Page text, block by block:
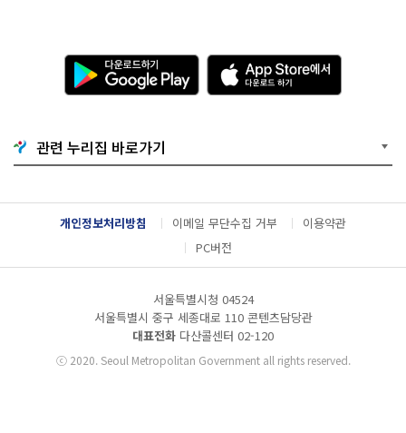
다
운
로
기
G
o
g
l
e
A
p
p
e
서
다
운
관련 누리집 바로가기
개인정보처리방침 이메일 무단수집 거부
이용약관
PC버전
서울특별시청 04524
서울특별시 중구 세종대로 110 콘텐츠담당관
대표전화 다산콜센터 02-120
ⓒ2020. Seoul Metropolitan Government all rights reserved.